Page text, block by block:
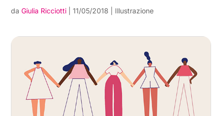
daGiulia Ricciotti |11/05/2018 Illustrazione